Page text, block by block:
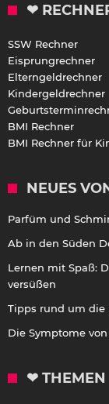
❤
SSW Rechner
Eisprungrechner
Elterngeldrechner
Kindergeldrechner
BMI Rechner
BMI Rechner für
NEUES
Parfüm und
Ab in den Süden
Lernen mit Spaß:
versüßen
Tipps rund um die
Die Symptome
❤ THEMEN